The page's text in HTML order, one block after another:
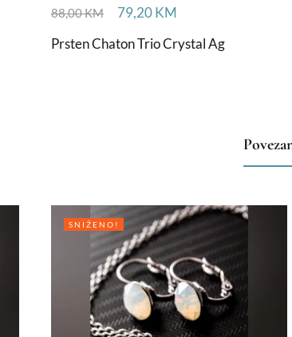
88,00KM 79,20KM
Prsten Chaton Trio Crystal Ag
SNIŽENO!